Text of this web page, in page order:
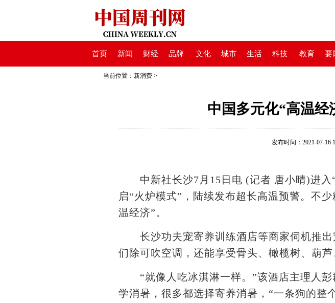
首页 新闻 财经 品牌 文化 城市 生活 科技 教育 要
当前位置： 新消费 >
中国多元化“高温经
发布时间：2021-07-16
中新社长沙7月15日电 (记者 唐小晴)进入“
启“火炉模式”，陆续发布超长高温预警。不
温经济”。
长沙功夫宠寄养训练酒店等商家伺机推出
们除可吹空调，还能享受骨头、橄榄树、葫芦
“就像人吃冰淇淋一样。”该酒店主理人彭
学消暑，很多都选择寄养消暑，“一条狗的整